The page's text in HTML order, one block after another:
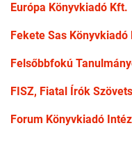
Európa Könyvkiadó Kft.
Fekete Sas Könyvkiadó
Felsőbbfokú
FISZ, Fiatal Írók
Forum Könyvkiadó